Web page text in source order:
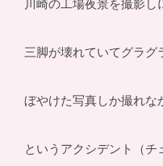
川崎の工場夜景を撮影し
三脚が壊れていてグラグ
ぼやけた写真しか撮れな
というアクシデント（チ